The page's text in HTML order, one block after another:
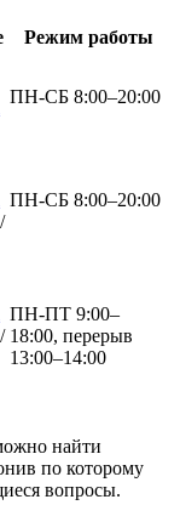
Режим работы
ПН-СБ 8:00–20:00
ПН-СБ 8:00–20:00
ПН-ПТ 9:00–
18:00, перерыв
13:00–14:00
найти
по которому
вопросы.